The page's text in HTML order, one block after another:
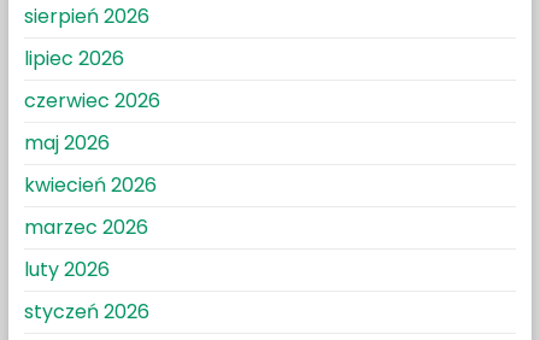
sierpień 2026
lipiec 2026
czerwiec 2026
maj 2026
kwiecień 2026
marzec 2026
luty 2026
styczeń 2026